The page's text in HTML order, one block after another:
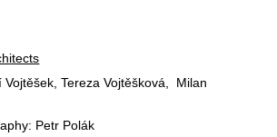
itects
Tereza Vojtěšková, Milan
Petr Polák